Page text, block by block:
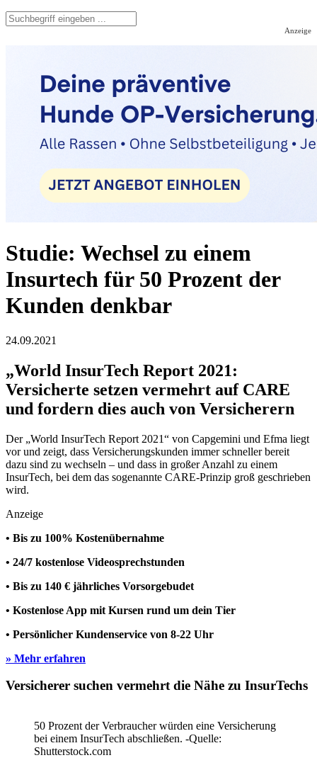
Anzeige
Studie: Wechsel zu einem
Insurtech für 50 Prozent der
Kunden denkbar
24.09.2021
„World InsurTech Report 2021:
Versicherte setzen vermehrt auf CARE
und fordern dies auch von Versicherern
Der „World InsurTech Report 2021“ von Capgemini und Efma liegt
vor und zeigt, dass Versicherungskunden immer schneller bereit
dazu sind zu wechseln – und dass in großer Anzahl zu einem
InsurTech, bei dem das sogenannte CARE-Prinzip groß geschrieben
wird.
Anzeige
• Bis zu 100% Kostenübernahme
• 24/7 kostenlose Videosprechstunden
• Bis zu 140 € jährliches Vorsorgebudet
• Kostenlose App mit Kursen rund um dein Tier
• Persönlicher Kundenservice von 8-22 Uhr
» Mehr erfahren
Versicherer suchen vermehrt die Nähe zu InsurTechs
50 Prozent der Verbraucher würden eine Versicherung
bei einem InsurTech abschließen. -Quelle:
Shutterstock.com